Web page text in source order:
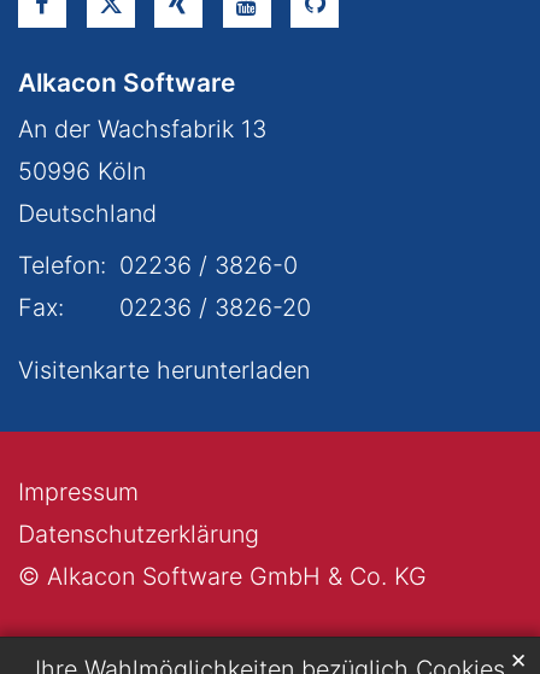
✕
Alkacon Software
An der Wachsfabrik 13
50996 Köln
Deutschland
Telefon: 02236 / 3826-0
Fax:
02236 / 3826-20
Visitenkarte herunterladen
© Alkacon Software GmbH & Co. KG
Datenschutzerklärung
Impressum